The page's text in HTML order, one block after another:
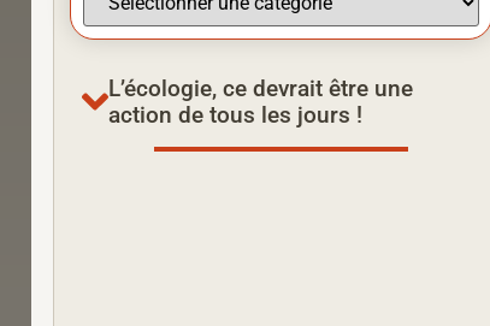
L’écologie, ce devrait être une
action de tous les jours !